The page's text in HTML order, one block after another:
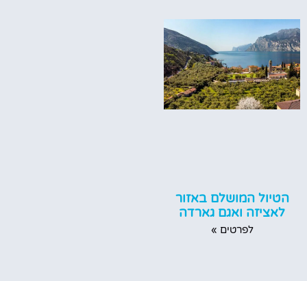
הטיול המושלם באזור
לאציזה ואגם גארדה
לפרטים »